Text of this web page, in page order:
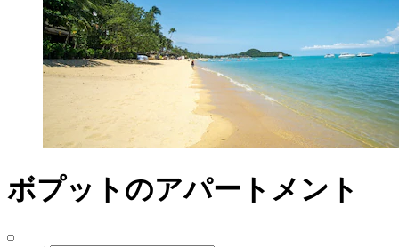
ボプットのアパートメント